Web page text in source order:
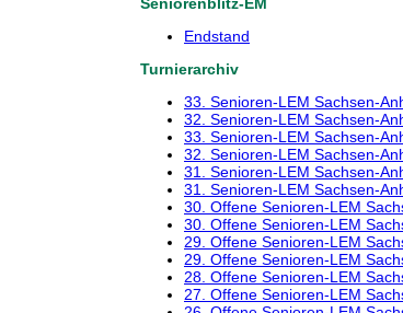
Endstand
Turnierarchiv
33. Senioren-LEM Sachsen-
32. Senioren-LEM Sachsen-
33. Senioren-LEM Sachsen-
32. Senioren-LEM Sachsen-
31. Senioren-LEM Sachsen-
31. Senioren-LEM Sachsen-
30. Offene Senioren-LEM
30. Offene Senioren-LEM
29. Offene Senioren-LEM
29. Offene Senioren-LEM
28. Offene Senioren-LEM
27. Offene Senioren-LEM